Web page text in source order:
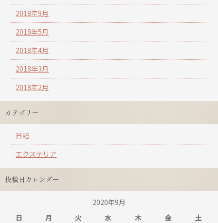
2018年9月
2018年5月
2018年4月
2018年3月
2018年2月
カテゴリー
日記
エクステリア
投稿日カレンダー
2020年9月
日
月 火 水 木 金 土